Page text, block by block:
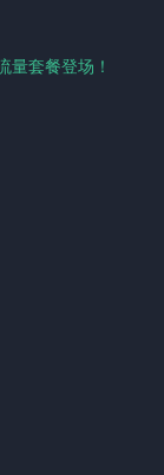
量套餐登场！